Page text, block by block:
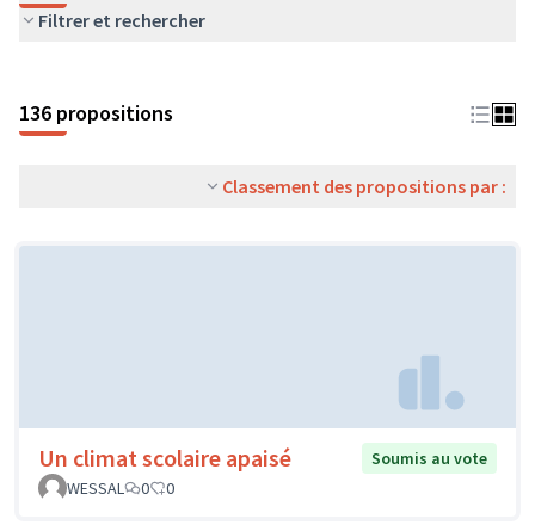
Filtrer et rechercher
136 propositions
Classement des propositions par :
Un climat scolaire apaisé
Soumis au vote
WESSAL
0 0